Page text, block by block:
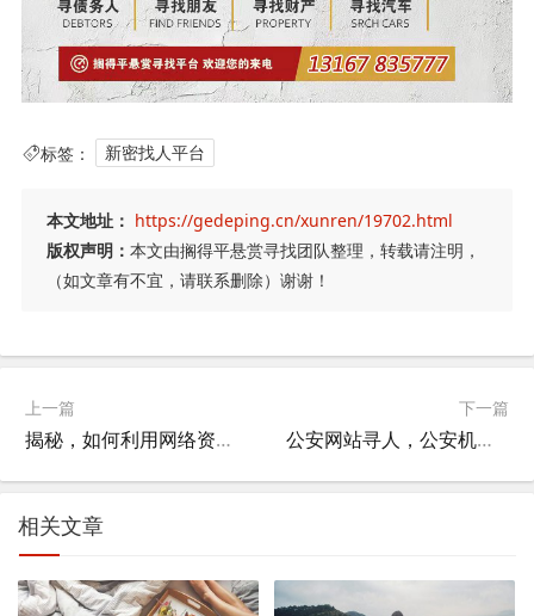
标签： 新密找人平台
本文地址： https://gedeping.cn/xunren/19702.html
版权声明： 本文由搁得平悬赏寻找团队整理，转载请注明，
（如文章有不宜，请联系删除）谢谢！
上一篇
揭秘，如何利用网络资源高效找人
下一篇
公安网站寻人，公安机关寻人公告？
相关文章